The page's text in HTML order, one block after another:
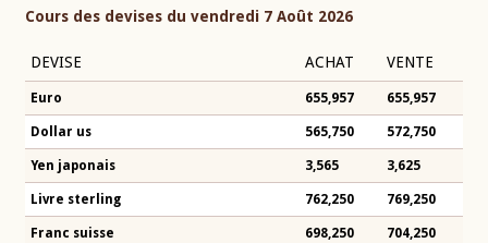
Cours des devises du vendredi 7 Août 2026
DEVISE ACHAT VENTE
Euro 655,957 655,957
Dollar us 565,750 572,750
Yen japonais 3,565 3,625
Livre sterling 762,250 769,250
Franc suisse 698,250 704,250